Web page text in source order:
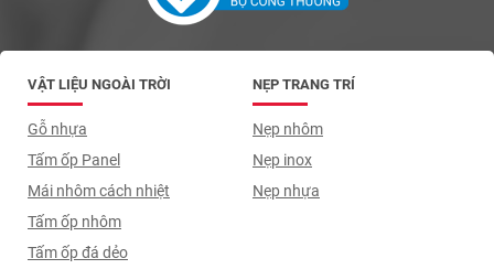
VẬT LIỆU NGOÀI TRỜI
Gỗ nhựa
Tấm ốp Panel
Mái nhôm cách nhiệt
Tấm ốp nhôm
Tấm ốp đá dẻo
NẸP TRANG TRÍ
Nẹp nhôm
Nẹp inox
Nẹp nhựa